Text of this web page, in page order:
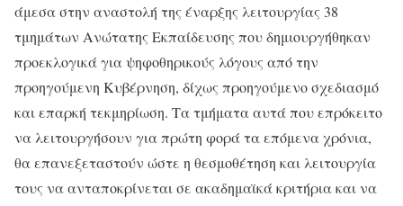
άμεσα στην αναστολή της έναρξης λειτουργίας 38
τμημάτων Ανώτατης Εκπαίδευσης που δημιουργήθηκαν
προεκλογικά για ψηφοθηρικούς λόγους από την
προηγούμενη Κυβέρνηση, δίχως προηγούμενο σχεδιασμό
και επαρκή τεκμηρίωση. Τα τμήματα αυτά που επρόκειτο
να λειτουργήσουν για πρώτη φορά τα επόμενα χρόνια,
θα επανεξεταστούν ώστε η θεσμοθέτηση και λειτουργία
τους να ανταποκρίνεται σε ακαδημαϊκά κριτήρια και να